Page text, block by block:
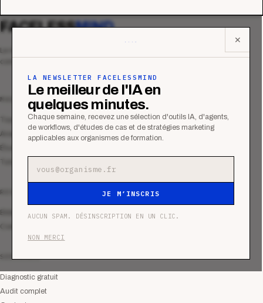
✕
LA NEWSLETTER FACELESSMIND
Le meilleur de l'IA en
quelques minutes.
Chaque semaine, recevez une sélection d'outils IA, d'agents,
de workflows, d'études de cas et de stratégies marketing
applicables aux organismes de formation.
JE M’INSCRIS
AUCUN SPAM. DÉSINSCRIPTION EN UN CLIC.
NON MERCI
FACELESSMIND
commerciale des organismes de formation.
MAGAZINE
Tous les articles
Analyses
Tutoriels
RESSOURCES
Bibliothèque
Communauté
SERVICES
Diagnostic gratuit
Audit complet